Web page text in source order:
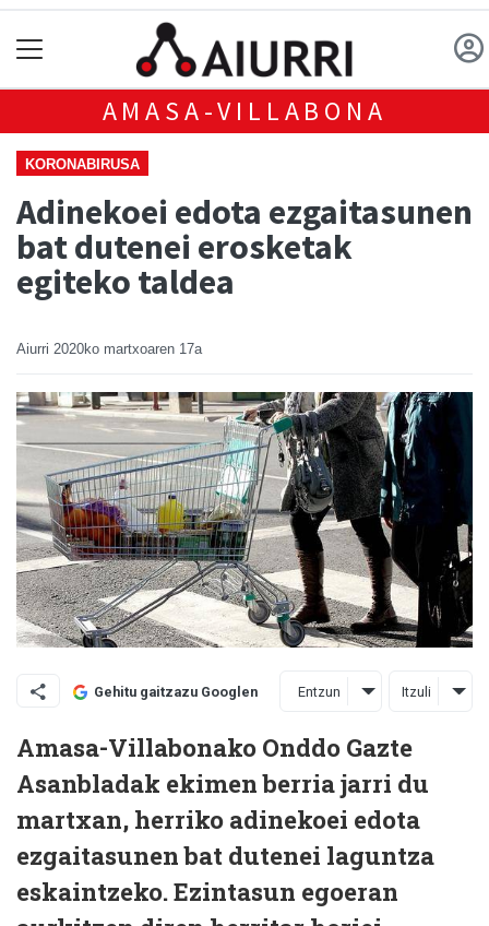
AMASA-VILLABONA
KORONABIRUSA
Adinekoei edota ezgaitasunen
bat dutenei erosketak
egiteko taldea
Aiurri 2020ko martxoaren 17a
Gehitu gaitzazu Googlen Entzun Itzuli
Amasa-Villabonako Onddo Gazte
Asanbladak ekimen berria jarri du
martxan, herriko adinekoei edota
ezgaitasunen bat dutenei laguntza
eskaintzeko. Ezintasun egoeran